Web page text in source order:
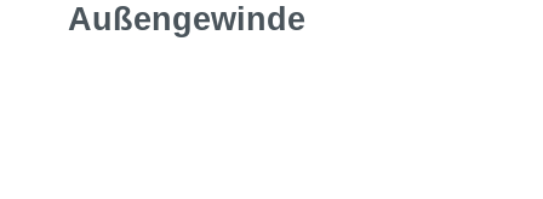
Außengewinde